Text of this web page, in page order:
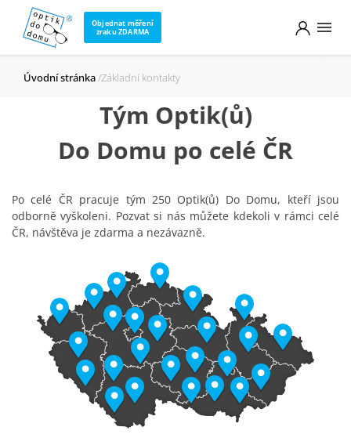
Objednat měření
zraku ZDARMA
Úvodní stránka Základní kontakty
Tým Optik(ů)
Do Domu po celé ČR
Po celé ČR pracuje tým 250 Optik(ů) Do Domu, kteří jsou
odborně vyškoleni. Pozvat si nás můžete kdekoli v rámci celé
ČR, návštěva je zdarma a nezávazně.